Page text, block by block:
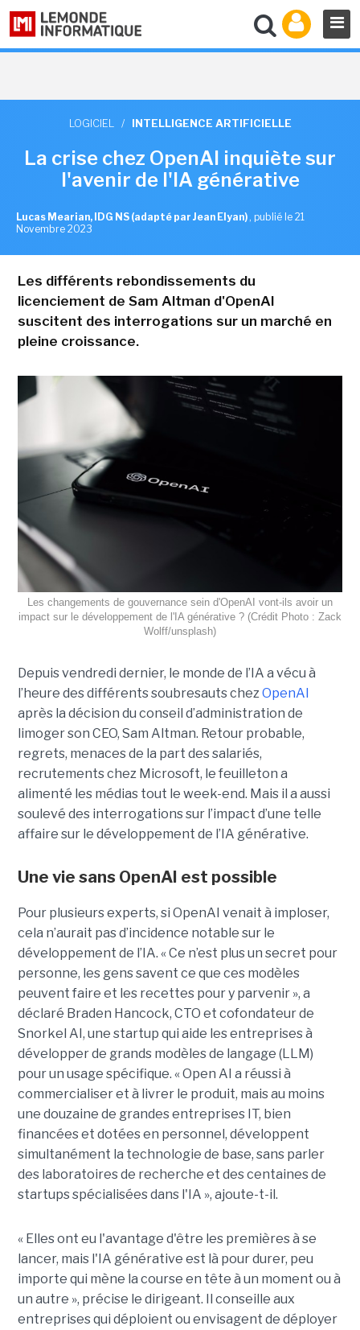
LOGICIEL / INTELLIGENCE ARTIFICIELLE
La crise chez OpenAI inquiète sur
l'avenir de l'IA générative
Lucas Mearian, IDG NS (adapté par Jean Elyan) , publié le 21
Novembre 2023
Les différents rebondissements du
licenciement de Sam Altman d'OpenAI
suscitent des interrogations sur un marché en
pleine croissance.
Les changements de gouvernance sein d'OpenAI vont-ils avoir un
impact sur le développement de l'IA générative ? (Crédit Photo : Zack
Wolff/unsplash)
Depuis vendredi dernier, le monde de l’IA a vécu à
l’heure des différents soubresauts chezOpenAI
après la décision du conseil d’administration de
limoger son CEO, Sam Altman. Retour probable,
regrets, menaces de la part des salariés,
recrutements chez Microsoft, le feuilleton a
alimenté les médias tout le week-end. Mais il a aussi
soulevé des interrogations sur l’impact d’une telle
affaire sur le développement de l’IA générative.
Une vie sans OpenAI est possible
Pour plusieurs experts, si OpenAI venait à imploser,
cela n’aurait pas d’incidence notable sur le
développement de l’IA. « Ce n’est plus un secret pour
personne, les gens savent ce que ces modèles
peuvent faire et les recettes pour y parvenir », a
déclaré Braden Hancock, CTO et cofondateur de
Snorkel AI, une startup qui aide les entreprises à
développer de grands modèles de langage (LLM)
pour un usage spécifique. « Open AI a réussi à
commercialiser et à livrer le produit, mais au moins
une douzaine de grandes entreprises IT, bien
financées et dotées en personnel, développent
simultanément la technologie de base, sans parler
des laboratoires de recherche et des centaines de
startups spécialisées dans l'IA », ajoute-t-il.
« Elles ont eu l'avantage d'être les premières à se
lancer, mais l'IA générative est là pour durer, peu
importe qui mène la course en tête à un moment ou à
un autre », précise le dirigeant. Il conseille aux
entreprises qui déploient ou envisagent de déployer